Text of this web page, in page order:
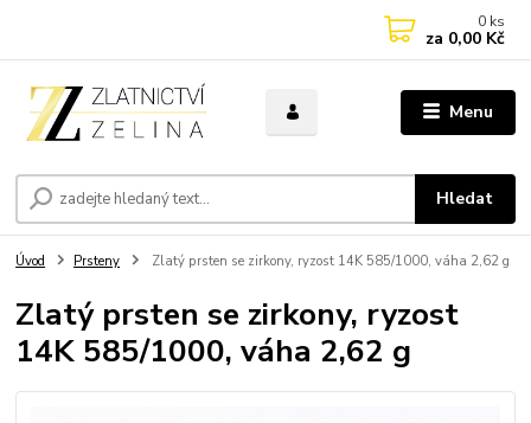
Menu
Hledat
0 ks
za 0,00 Kč
Úvod Prsteny Zlatý prsten se zirkony, ryzost 14K 585/1000, váha 2,62 g
Zlatý prsten se zirkony, ryzost
14K 585/1000, váha 2,62 g